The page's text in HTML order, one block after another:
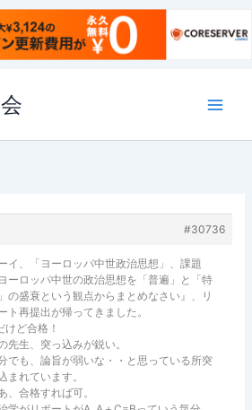
#30736
イ、「ヨーロッパ中世政治思想」、課題
ヨーロッパ中世の政治思想を「普遍」と「特
の盛衰という観点からまとめなさい』、リ
ト再提出が帰ってきました。
けど合格！
先生、突っ込みが鋭い。
でも、論旨が弱いな・・と思っている所突
まれています。
、合格すれば可。